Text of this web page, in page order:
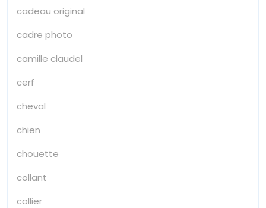
cadeau original
cadre photo
camille claudel
cerf
cheval
chien
chouette
collant
collier